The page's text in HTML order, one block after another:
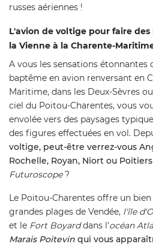
russes aériennes !
L'avion de voltige pour faire
la Vienne à la Charente-
A vous les sensations
baptême en avion renversant en
Maritime, dans les Deux-Sèvres
ciel du Poitou-Charentes, vous
envolée vers des paysages
des figures effectuées en vol.
voltige, peut-être verrez-vous
Rochelle, Royan, Niort ou Poitiers
Futuroscope?
Le Poitou-Charentes offre un
grandes plages de Vendée, l'île
et le Fort Boyarddans l'océan
Marais Poitevin qui vous